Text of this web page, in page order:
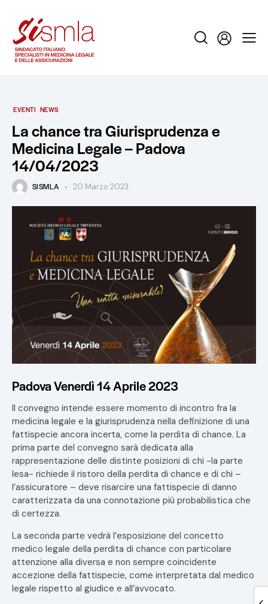
EVENTI NEWS
La chance tra Giurisprudenza e
Medicina Legale – Padova
14/04/2023
SISMLA 20 Marzo 2023
Padova Venerdì 14 Aprile 2023
Il convegno intende essere momento di incontro fra la
medicina legale e la giurisprudenza nella definizione di una
fattispecie ancora incerta, come la perdita di chance. La
prima parte del convegno sarà dedicata alla
rappresentazione delle distinte posizioni di chi -la parte
lesa- richiede il ristoro della perdita di chance e di chi –
l’assicuratore – deve risarcire una fattispecie di danno
caratterizzata da una connotazione più probabilistica che
di certezza.
La seconda parte vedrà l’esposizione del concetto
medico legale della perdita di chance con particolare
attenzione alla diversa e non sempre coincidente
accezione della fattispecie, come interpretata dal medico
legale rispetto al giudice e all’avvocato.